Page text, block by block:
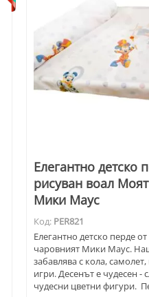
Елегантно детско
рисуван воал
Мики Маус
Код: PER821
Елегантно детско перде
чаровният Мики Маус.
забавлява с кола,
игри. Десенът е чудесен -
чудесни цветни фигури.